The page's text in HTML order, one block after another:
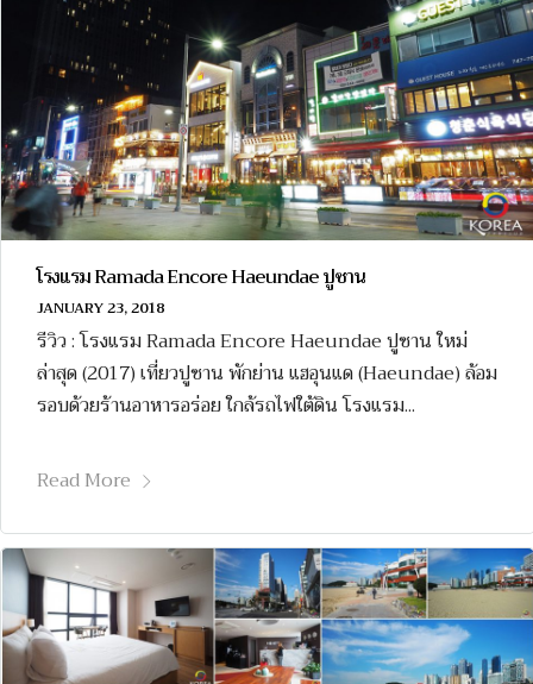
โรงแรม Ramada Encore Haeundae ปูซาน
JANUARY 23, 2018
รีวิว : โรงแรม Ramada Encore Haeundae ปูซาน ใหม่
ล่าสุด (2017) เที่ยวปูซาน พักย่าน แฮอุนแด (Haeundae) ล้อม
รอบด้วยร้านอาหารอร่อย ใกล้รถไฟใต้ดิน โรงแรม...
Read More